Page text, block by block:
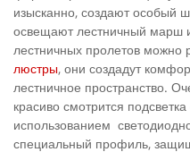
изысканно, создают
освещают лестничный марш
лестничных пролетов можно
люстры, они создадут
лестничное пространство.
красиво смотрится
использованием
специальный профиль,